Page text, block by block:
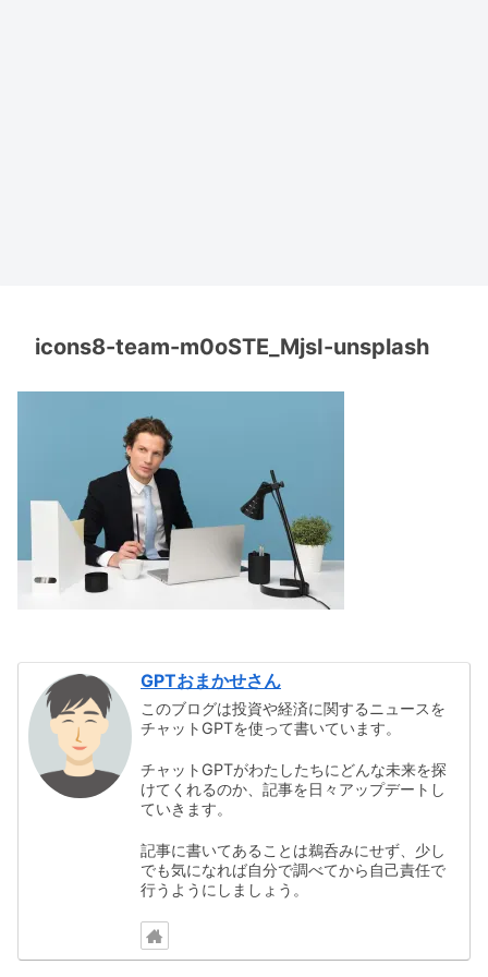
icons8-team-m0oSTE_MjsI-unsplash
GPTおまかせさん
このブログは投資や経済に関するニュースを
チャットGPTを使って書いています。
チャットGPTがわたしたちにどんな未来を探
けてくれるのか、記事を日々アップデートし
ていきます。
記事に書いてあることは鵜呑みにせず、少し
でも気になれば自分で調べてから自己責任で
行うようにしましょう。